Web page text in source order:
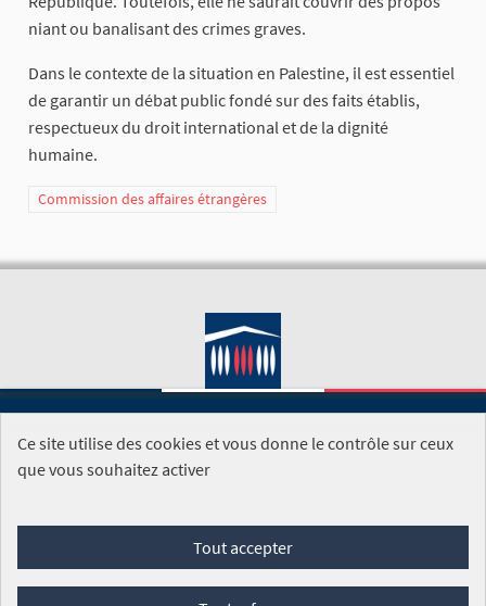
niant ou banalisant des crimes graves.
Dans le contexte de la situation en Palestine, il est essentiel
de garantir un débat public fondé sur des faits établis,
respectueux du droit international et de la dignité
humaine.
Commission des affaires étrangères
SITE DE L'ASSEMBLÉE NATIONALE
Foire aux questions
Conditions générales d'utilisation (CGU)
Mentions légales
Cookies
Ce site utilise des cookies et vous donne le contrôle sur ceux
que vous souhaitez activer
Tout accepter